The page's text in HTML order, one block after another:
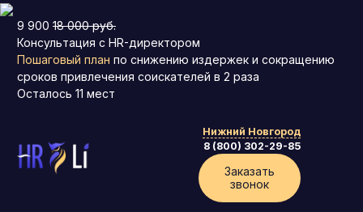
9 900 18 000 руб.
Консультация с HR-директором
Пошаговый план по снижению издержек и сокращению
сроков привлечения соискателей в 2 раза
Осталось 11 мест
Нижний Новгород
8 (800) 302-29-85
Заказать
звонок